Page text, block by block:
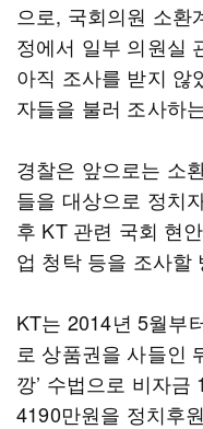
으로, 국회의원 소환
정에서 일부 의원실
아직 조사를 받지 않
자들을 불러 조사하
경찰은 앞으로는 소
들을 대상으로 정치
후 KT 관련 국회 현
업 청탁 등을 조사할
KT는 2014년 5월부
로 상품권을 사들인
깡’ 수법으로 비자
4190만원을 정치후